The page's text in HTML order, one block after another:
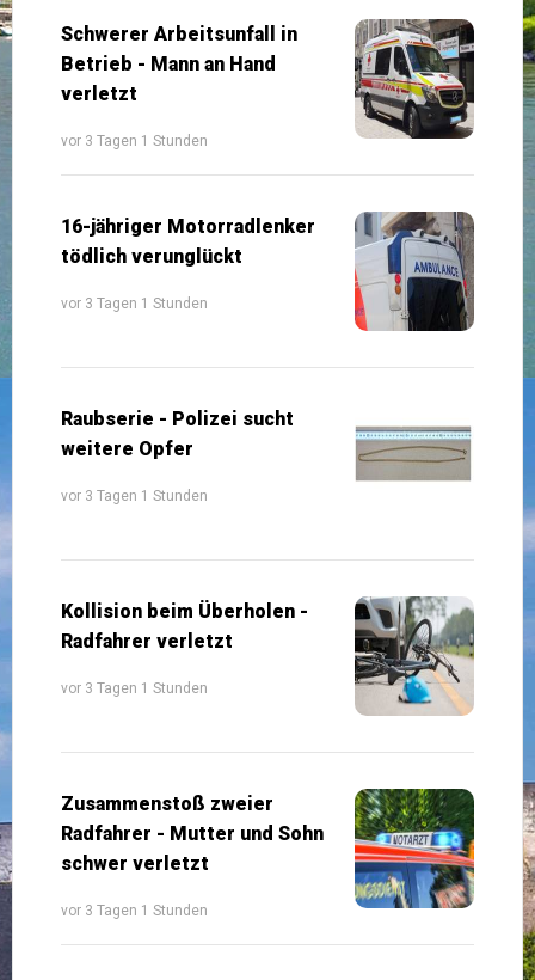
Schwerer Arbeitsunfall in
Betrieb - Mann an Hand
verletzt
vor 3 Tagen 1 Stunden
16-jähriger Motorradlenker
tödlich verunglückt
vor 3 Tagen 1 Stunden
Raubserie - Polizei sucht
weitere Opfer
vor 3 Tagen 1 Stunden
Kollision beim Überholen -
Radfahrer verletzt
vor 3 Tagen 1 Stunden
Zusammenstoß zweier
Radfahrer - Mutter und Sohn
schwer verletzt
vor 3 Tagen 1 Stunden